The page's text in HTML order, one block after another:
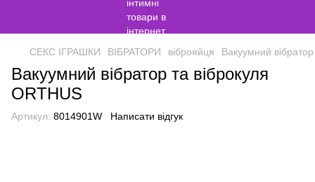
СЕКС ІГРАШКИ ВІБРАТОРИ віброяйця Вакуумний
Вакуумний вібратор та віброкуля
ORTHUS
Артикул: 8014901W Написати відгук